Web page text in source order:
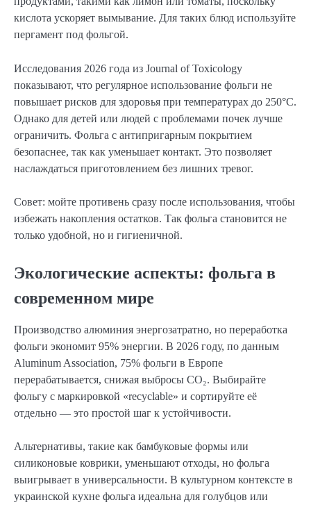
кислота ускоряет вымывание. Для таких блюд используйте
пергамент под фольгой.
Исследования 2026 года из Journal of Toxicology
показывают, что регулярное использование фольги не
повышает рисков для здоровья при температурах до 250°C.
Однако для детей или людей с проблемами почек лучше
ограничить. Фольга с антипригарным покрытием
безопаснее, так как уменьшает контакт. Это позволяет
наслаждаться приготовлением без лишних тревог.
Совет: мойте противень сразу после использования, чтобы
избежать накопления остатков. Так фольга становится не
только удобной, но и гигиеничной.
Экологические аспекты: фольга в
современном мире
Производство алюминия энергозатратно, но переработка
фольги экономит 95% энергии. В 2026 году, по данным
Aluminum Association, 75% фольги в Европе
перерабатывается, снижая выбросы CO₂. Выбирайте
фольгу с маркировкой «recyclable» и сортируйте её
отдельно — это простой шаг к устойчивости.
Альтернативы, такие как бамбуковые формы или
силиконовые коврики, уменьшают отходы, но фольга
выигрывает в универсальности. В культурном контексте в
украинской кухне фольга идеальна для голубцов или